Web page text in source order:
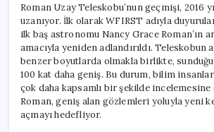
Roman Uzay Teleskobu’nun geçmişi, 2016
uzanıyor. İlk olarak WFIRST adıyla
ilk baş astronomu Nancy Grace Roman’ın
amacıyla yeniden adlandırıldı. Teleskobun
benzer boyutlarda olmakla birlikte, sunduğu
100 kat daha geniş. Bu durum, bilim
çok daha kapsamlı bir şekilde incelemesine
Roman, geniş alan gözlemleri yoluyla yeni
açmayı hedefliyor.